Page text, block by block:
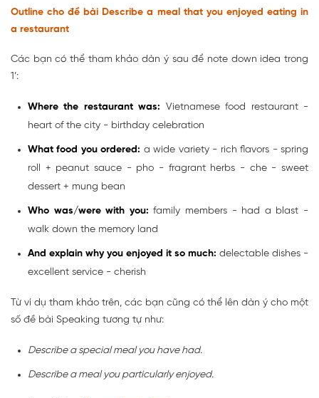
Outline cho đề bài Describe a meal that you enjoyed eating in
a restaurant
Các bạn có thể tham khảo dàn ý sau để note down idea trong
1’:
Where the restaurant was: Vietnamese food restaurant -
heart of the city - birthday celebration
What food you ordered: a wide variety - rich flavors - spring
roll + peanut sauce - pho - fragrant herbs - che - sweet
dessert + mung bean
Who was/were with you:family members - had a blast -
walk down the memory land
And explain why you enjoyed it so much: delectable dishes -
excellent service - cherish
Từ ví dụ tham khảo trên, các bạn cũng có thể lên dàn ý cho một
số đề bài Speaking tương tự như:
Describe a special meal you have had.
Describe a meal you particularly enjoyed.